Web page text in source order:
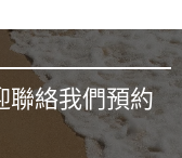
聯絡我們預約